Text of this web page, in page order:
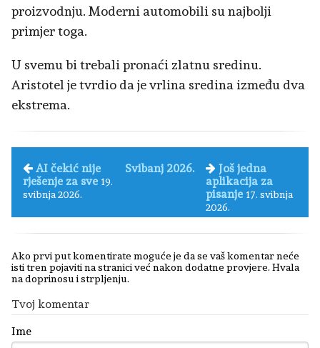
proizvodnju. Moderni automobili su najbolji
primjer toga.
U svemu bi trebali pronaći zlatnu sredinu.
Aristotel je tvrdio da je vrlina sredina između dva
ekstrema.
AI čekić nije
rješenje za sve 19.
svibnja 2026.
Svibanj 2026.
Još jedna
aplikacija za
pisanje 17. svibnja
2026.
Ako prvi put komentirate moguće je da se vaš komentar neće
isti tren pojaviti na stranici već nakon dodatne provjere. Hvala
na doprinosu i strpljenju.
Tvoj komentar
Ime